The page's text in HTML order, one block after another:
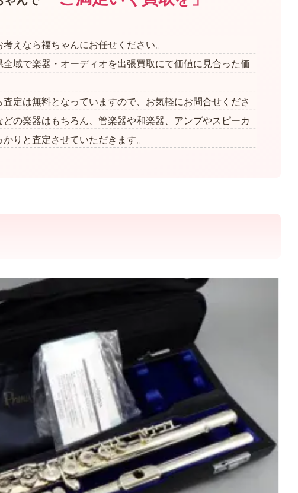
えなら福ちゃんにお任せください。
域で楽器・オーディオを出張買取にて価値に見合った価
定は無料となっていますので、お気軽にお問合せくださ
の楽器はもちろん、管楽器や和楽器、アンプやスピーカ
りと査定させていただきます。